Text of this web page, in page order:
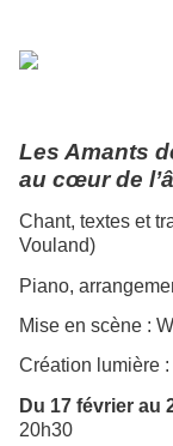
Les Amants
au cœur de
Chant, textes et
Vouland)
Piano,
Mise en scène :
Création lumière
Du 17 février au
20h30